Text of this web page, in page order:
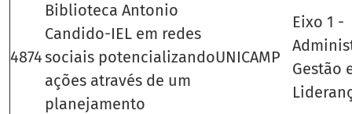
4874
Biblioteca Antonio
Candido-IEL em redes
sociais potencializando
ações através de um
planejamento
UNICAMP
Eixo 1 -
Gestão